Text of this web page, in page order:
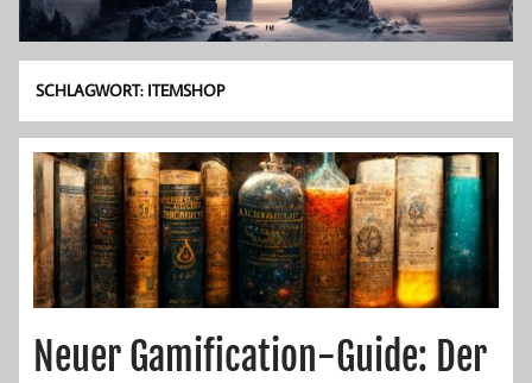
SCHLAGWORT: ITEMSHOP
Neuer Gamification-Guide: Der